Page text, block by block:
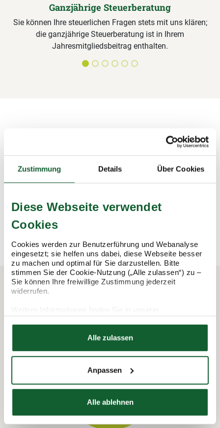
Zustimmung Details Über Cookies
Diese Webseite verwendet
Cookies
Cookies werden zur Benutzerführung und Webanalyse
eingesetzt; sie helfen uns dabei, diese Webseite besser
zu machen und optimal für Sie darzustellen. Bitte
stimmen Sie der Cookie-Nutzung („Alle zulassen“) zu –
Sie können Ihre freiwillige Zustimmung jederzeit
widerrufen.
Datenschutzerklärung
Alle zulassen
Anpassen
Alle ablehnen
Ganzjährige Steuerberatung
Sie können Ihre steuerlichen Fragen stets mit uns klären;
die ganzjährige Steuerberatung ist in Ihrem
Jahresmitgliedsbeitrag enthalten.
Alle Leistungen für Steuerring-
Unterlagen sichten, Formulare ausfüllen,
sichern damit Ihre Steuervorteile.
So funktioniert's: